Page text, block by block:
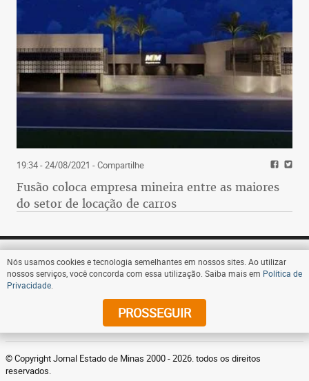
19:34 - 24/08/2021 - Compartilhe
Fusão coloca empresa mineira entre as maiores
do setor de locação de carros
Assine
© Copyright Jornal Estado de Minas 2000 - 2026. todos os direitos
reservados.
Nós usamos cookies e tecnologia semelhantes em nossos sites. Ao utilizar
nossos serviços, você concorda com essa utilização. Saiba mais em Política de
Privacidade
PROSSEGUIR